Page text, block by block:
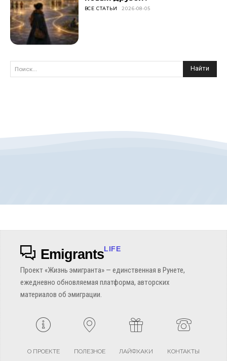
ВСЕ СТАТЬИ 2026-08-05
Поиск... Найти
EmigrantsLIFE
Проект «Жизнь эмигранта» — единственная в Рунете,
ежедневно обновляемая платформа, авторских
материалов об эмиграции.
О ПРОЕКТЕ ПОЛЕЗНОЕ ЛАЙФХАКИ КОНТАКТЫ